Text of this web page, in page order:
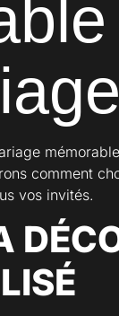
comment
vos invités.